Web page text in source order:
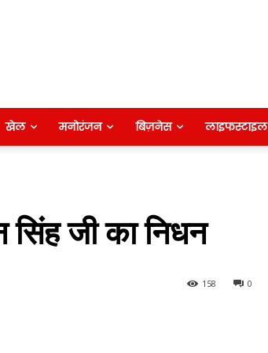
खेल मनोरंजन बिज़नेस लाइफस्टाइल
सिंह जी का निधन
0
158